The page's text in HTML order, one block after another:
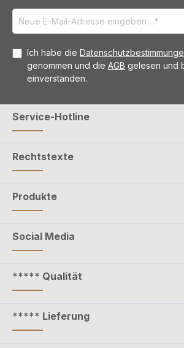
Ich habe die
genommen und die AGB gelesen und
einverstanden.
Service-Hotline
Rechtstexte
Produkte
Social Media
***** Qualität
***** Lieferung